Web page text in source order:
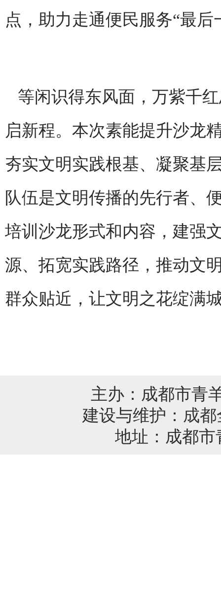
点，助力走通便民服务“最后
等闲识得东风面，万紫千
启新程。本次素能提升沙龙
夯实文明实践根基、凝聚基
队伍是文明传播的先行者、
培训沙龙形式和内容，建强
源、拓宽实践路径，推动文
群众贴近，让文明之花绽满
主办：成都市青
建设与维护： 成
地址：成都